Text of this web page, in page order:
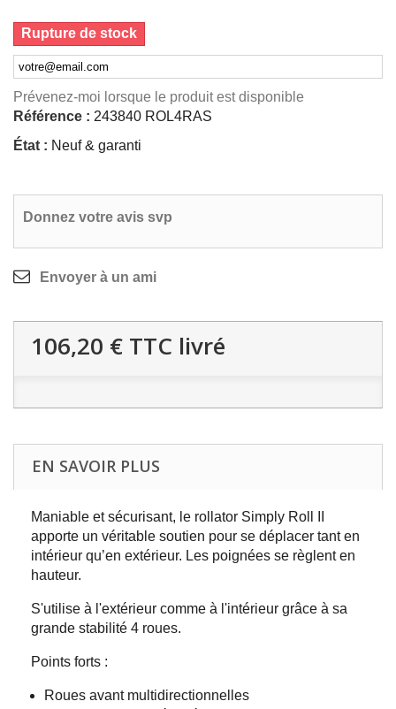
Rupture de stock
Prévenez-moi lorsque le produit est disponible
Référence : 243840 ROL4RAS
État : Neuf & garanti
Donnez votre avis svp
Envoyer à un ami
106,20 € TTC livré
EN SAVOIR PLUS
Maniable et sécurisant, le rollator Simply Roll II
apporte un véritable soutien pour se déplacer tant en
intérieur qu’en extérieur. Les poignées se règlent en
hauteur.
S'utilise à l'extérieur comme à l'intérieur grâce à sa
grande stabilité 4 roues.
Points forts :
Roues avant multidirectionnelles